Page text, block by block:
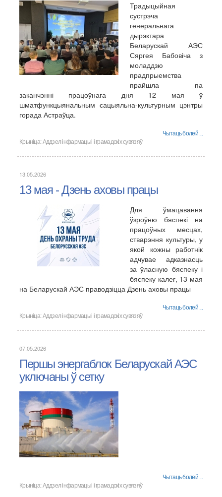
Традыцыйная
сустрэча
генеральнага
дырэктара
Беларускай АЭС
Сяргея Бабовіча з
моладдзю
прадпрыемства
прайшла па
заканчэнні працоўнага дня 12 мая ў
шматфункцыянальным сацыяльна-культурным цэнтры
горада Астраўца.
Чытаць болей ...
Крыніца:Аддзел інфармацыі і грамадскіх сувязяў
13.05.2026
13 мая - Дзень аховы працы
Для ўмацавання
ўзроўню бяспекі на
працоўных месцах,
стварэння культуры, у
якой кожны работнік
адчувае адказнасць
за ўласную бяспеку і
бяспеку калег, 13 мая
на Беларускай АЭС праводзіцца Дзень аховы працы
Чытаць болей ...
Крыніца:Аддзел інфармацыі і грамадскіх сувязяў
07.05.2026
Першы энергаблок Беларускай АЭС
уключаны ў сетку
Чытаць болей ...
Крыніца:Аддзел інфармацыі і грамадскіх сувязяў